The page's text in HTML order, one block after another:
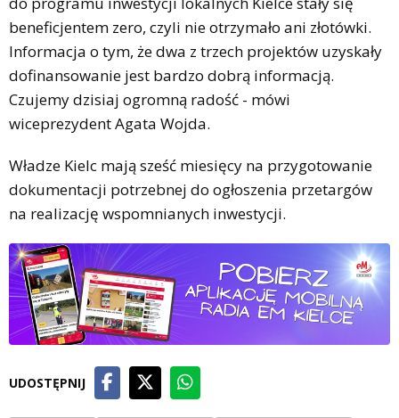
beneficjentem zero, czyli nie otrzymało ani złotówki.
Informacja o tym, że dwa z trzech projektów uzyskały
dofinansowanie jest bardzo dobrą informacją.
Czujemy dzisiaj ogromną radość - mówi
wiceprezydent Agata Wojda.
Władze Kielc mają sześć miesięcy na przygotowanie
dokumentacji potrzebnej do ogłoszenia przetargów
na realizację wspomnianych inwestycji.
UDOSTĘPNIJ